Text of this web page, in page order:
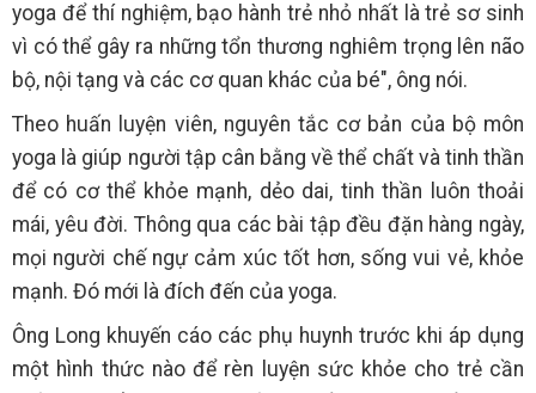
yoga để thí nghiệm, bạo hành trẻ nhỏ nhất là trẻ sơ sinh
vì có thể gây ra những tổn thương nghiêm trọng lên não
bộ, nội tạng và các cơ quan khác của bé", ông nói.
Theo huấn luyện viên, nguyên tắc cơ bản của bộ môn
yoga là giúp người tập cân bằng về thể chất và tinh thần
để có cơ thể khỏe mạnh, dẻo dai, tinh thần luôn thoải
mái, yêu đời. Thông qua các bài tập đều đặn hàng ngày,
mọi người chế ngự cảm xúc tốt hơn, sống vui vẻ, khỏe
mạnh. Đó mới là đích đến của yoga.
Ông Long khuyến cáo các phụ huynh trước khi áp dụng
một hình thức nào để rèn luyện sức khỏe cho trẻ cần